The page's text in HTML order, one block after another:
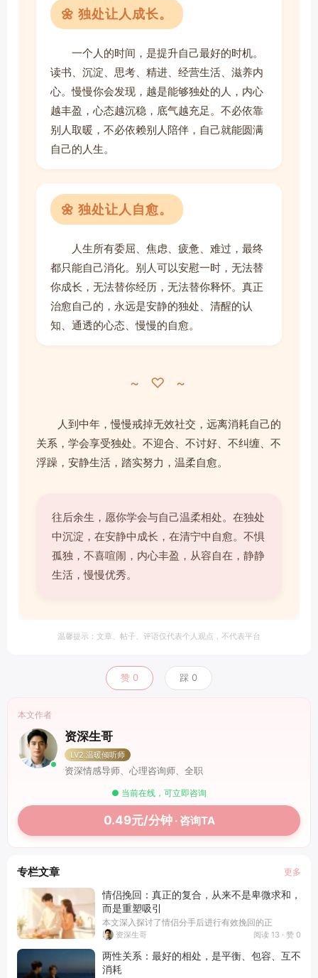
🌼 独处让人成长。
一个人的时间，是提升自己最好的时机。
读书、沉淀、思考、精进、经营生活、滋养内
心。慢慢你会发现，越是能够独处的人，内心
越丰盈，心态越沉稳，底气越充足。不必依靠
别人取暖，不必依赖别人陪伴，自己就能圆满
自己的人生。
🌼 独处让人自愈。
人生所有委屈、焦虑、疲惫、难过，最终
都只能自己消化。别人可以安慰一时，无法替
你成长，无法替你经历，无法替你释怀。真正
治愈自己的，永远是安静的独处、清醒的认
知、通透的心态、慢慢的自愈。
~ ♡ ~
人到中年，慢慢戒掉无效社交，远离消耗自己的
关系，学会享受独处。不迎合、不讨好、不纠缠、不
浮躁，安静生活，踏实努力，温柔自愈。
往后余生，愿你学会与自己温柔相处。在独处
中沉淀，在安静中成长，在清宁中自愈。不惧
孤独，不喜喧闹，内心丰盈，从容自在，静静
生活，慢慢优秀。
温馨提示：文章、帖子、评语仅代表个人观点，不代表平台
赞 0 踩 0
本文作者
资深生哥
LV2.温暖倾听师
资深情感导师、心理咨询师、全职
● 当前在线，可立即咨询
0.49元/分钟· 咨询TA
专栏文章 更多
情侣挽回：真正的复合，从来不是卑微求和，
而是重塑吸引
本文深入探讨了情侣分手后进行有效挽回的正
资深生哥 阅读 13 · 赞 0
两性关系：最好的相处，是平衡、包容、互不
消耗